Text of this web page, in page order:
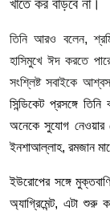
খাতে কর বাড়বে না।
তিনি আরও বলেন,
হাসিমুখে ঈদ করতে
সংশ্লিষ্ট সবাইকে
সিন্ডিকেট প্রসঙ্গে তিনি
অনেকে সুযোগ নেওয়ার
ইনশাআল্লাহ, রমজান
ইউরোপের সঙ্গে
অ্যাগ্রিমেন্ট, এটা শুরু